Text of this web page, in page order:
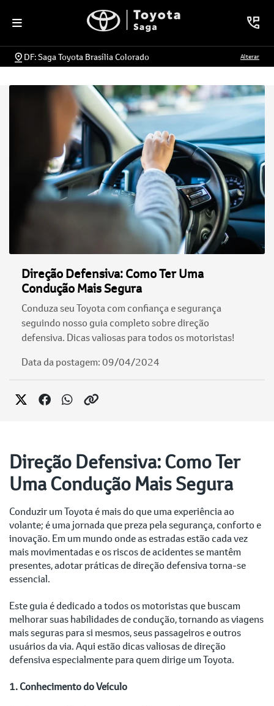
DF: Saga Toyota Brasília Colorado Alterar
Direção Defensiva: Como Ter Uma
Condução Mais Segura
Conduza seu Toyota com confiança e segurança
seguindo nosso guia completo sobre direção
defensiva. Dicas valiosas para todos os motoristas!
Data da postagem: 09/04/2024
Direção Defensiva: Como Ter
Uma Condução Mais Segura
Conduzir um Toyota é mais do que uma experiência ao
volante; é uma jornada que preza pela segurança, conforto e
inovação. Em um mundo onde as estradas estão cada vez
mais movimentadas e os riscos de acidentes se mantêm
presentes, adotar práticas de direção defensiva torna-se
essencial.
Este guia é dedicado a todos os motoristas que buscam
melhorar suas habilidades de condução, tornando as viagens
mais seguras para si mesmos, seus passageiros e outros
usuários da via. Aqui estão dicas valiosas de direção
defensiva especialmente para quem dirige um Toyota.
1. Conhecimento do Veículo